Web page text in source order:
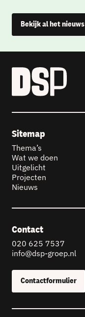
Bekijk al het nieuws
Sitemap
Thema’s
Wat we doen
Uitgelicht
Projecten
Nieuws
Contact
020 625 7537
info@dsp-groep.nl
Contactformulier